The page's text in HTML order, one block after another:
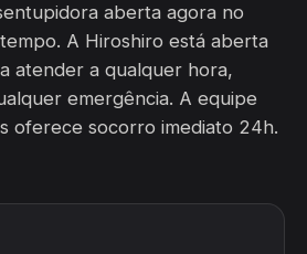
aberta agora no
A Hiroshiro está aberta
atender a qualquer hora,
emergência. A equipe
oferece socorro imediato 24h.